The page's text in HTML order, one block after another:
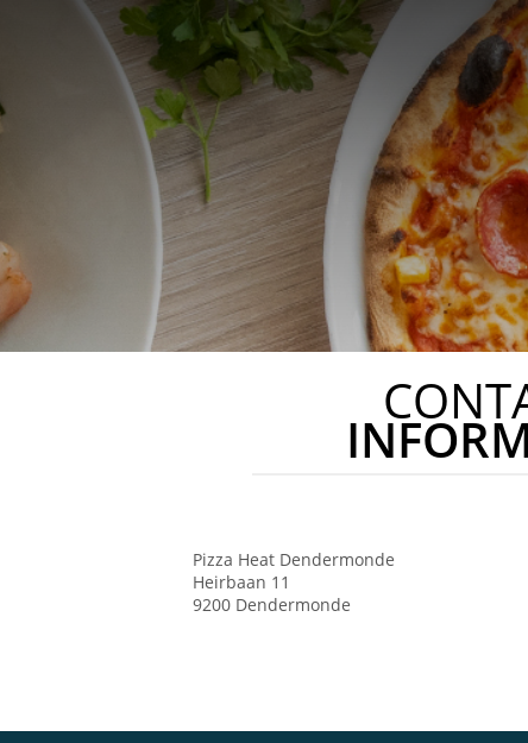
Pizza Heat Dendermonde
Heirbaan 11
9200 Dendermonde